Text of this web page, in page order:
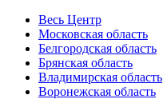
Весь Центр
Московская область
Белгородская область
Брянская область
Владимирская область
Воронежская область